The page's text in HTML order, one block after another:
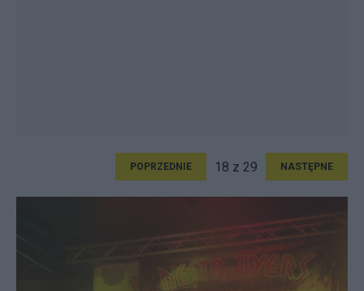
POPRZEDNIE 18 z 29 NASTĘPNE